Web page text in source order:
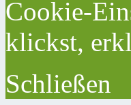
Cookie-
klickst,
Schließen